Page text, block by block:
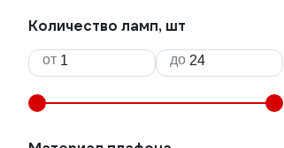
Количество ламп, шт
от до